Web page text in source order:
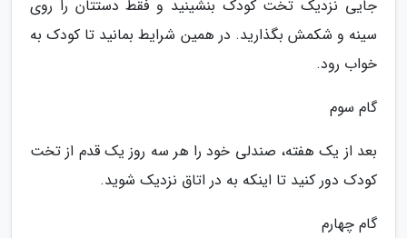
جایی نزدیک تخت کودک بنشینید و فقط دستتان را روی
سینه و شکمش بگذارید. در همین شرایط بمانید تا کودک به
خواب رود.
گام سوم
بعد از یک هفته، صندلی خود را هر سه روز یک قدم از تخت
کودک دور کنید تا اینکه به در اتاق نزدیک شوید.
گام چهارم